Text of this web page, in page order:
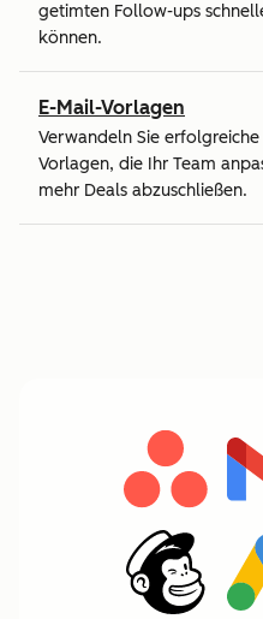
getimten Follow-ups
können.
E-Mail-Vorlagen
Verwandeln Sie
Vorlagen, die Ihr Team
mehr Deals abzuschließen.